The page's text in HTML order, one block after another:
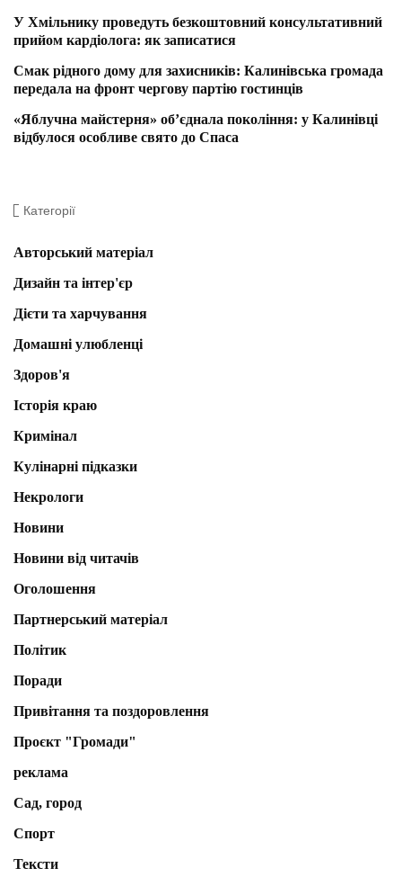
У Хмільнику проведуть безкоштовний консультативний
прийом кардіолога: як записатися
Смак рідного дому для захисників: Калинівська громада
передала на фронт чергову партію гостинців
«Яблучна майстерня» об’єднала покоління: у Калинівці
відбулося особливе свято до Спаса
Категорії
Авторський матеріал
Дизайн та інтер'єр
Дієти та харчування
Домашні улюбленці
Здоров'я
Історія краю
Кримінал
Кулінарні підказки
Некрологи
Новини
Новини від читачів
Оголошення
Партнерський матеріал
Політик
Поради
Привітання та поздоровлення
Проєкт "Громади"
реклама
Сад, город
Спорт
Тексти